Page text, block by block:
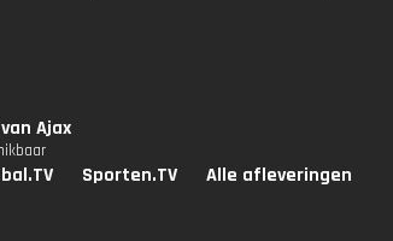
Ajax
Sporten.TV Alle afleveringen